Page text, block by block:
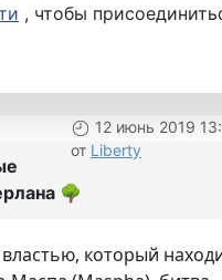
, чтобы
12 июнь 2019
от Liberty
🌳
который